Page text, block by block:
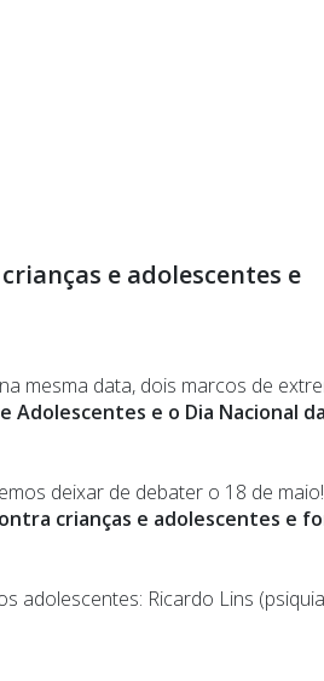
e adolescentes e
mesma data, dois marcos de
Adolescentes e o Dia Nacional
deixar de debater o 18 de
crianças e adolescentes e
adolescentes: Ricardo Lins